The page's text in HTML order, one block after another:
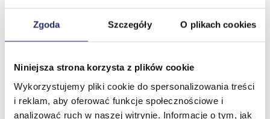
Zgoda Szczegóły O plikach cookies
Niniejsza strona korzysta z plików cookie
Wykorzystujemy pliki cookie do spersonalizowania treści
i reklam, aby oferować funkcje społecznościowe i
analizować ruch w naszej witrynie. Informacje o tym, jak